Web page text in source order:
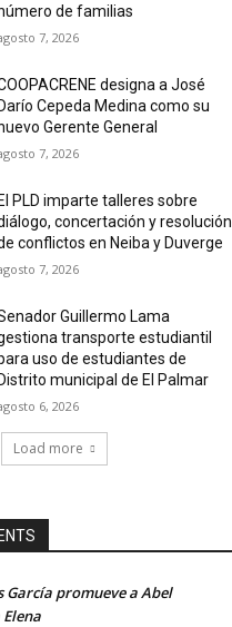
de familias
7, 2026
designa a José
Darío Cepeda Medina como su
Gerente General
7, 2026
El PLD imparte talleres sobre
concertación y resolución
conflictos en Neiba y Duverge
7, 2026
Guillermo Lama
transporte estudiantil
uso de estudiantes de
Distrito municipal de El Palmar
6, 2026
Load more
García promueve a Abel